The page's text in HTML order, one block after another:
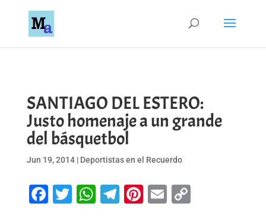
SANTIAGO DEL ESTERO:
Justo homenaje a un grande
del básquetbol
Jun 19, 2014| Deportistas en el Recuerdo
Facebook
Twitter
WhatsApp
Telegram
Pinterest
EmailCopy